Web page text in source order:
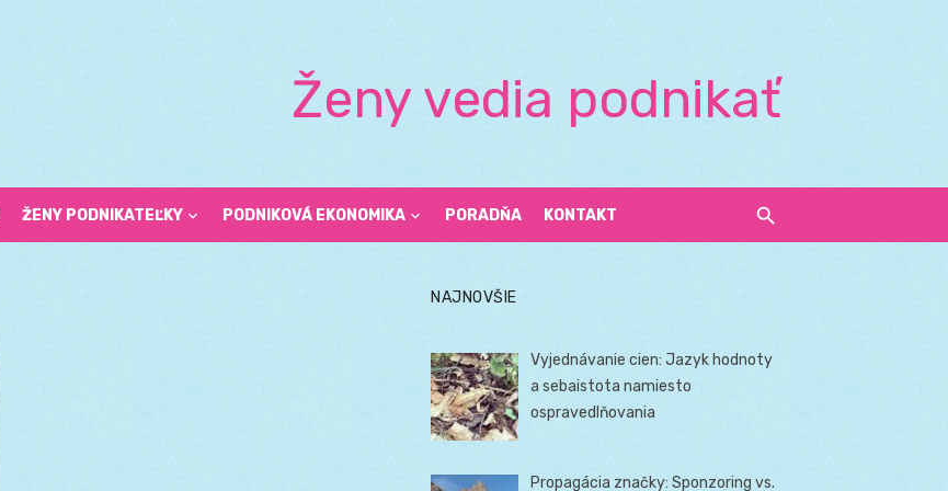
Ženy vedia podnikať
ŽENY PODNIKATEĽKY PODNIKOVÁ EKONOMIKA PORADŇA KONTAKT
NAJNOVŠIE
Vyjednávanie cien: Jazyk hodnoty
a sebaistota namiesto
ospravedlňovania
Propagácia značky: Sponzoring vs.